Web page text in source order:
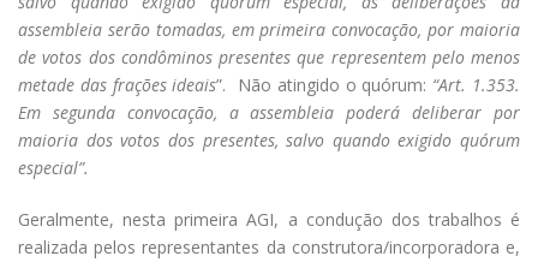
assembleia serão tomadas, em primeira convocação, por maioria
de votos dos condôminos presentes que representem pelo menos
metade das frações ideais”. Não atingido o quórum: “Art. 1.353.
Em segunda convocação, a assembleia poderá deliberar por
maioria dos votos dos presentes, salvo quando exigido quórum
especial”.
Geralmente, nesta primeira AGI, a condução dos trabalhos é
realizada pelos representantes da construtora/incorporadora e,